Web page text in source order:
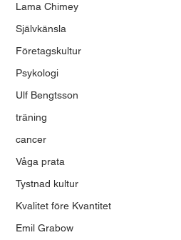
Lama Chimey
Självkänsla
Företagskultur
Psykologi
Ulf Bengtsson
träning
cancer
Våga prata
Tystnad kultur
Kvalitet före Kvantitet
Emil Grabow